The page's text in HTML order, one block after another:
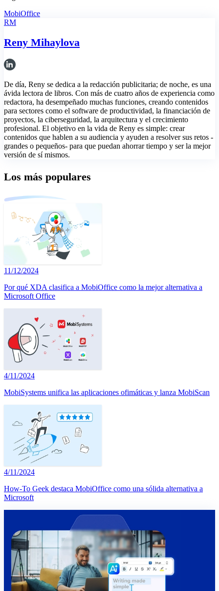
MobiOffice
RM
Reny Mihaylova
De día, Reny se dedica a la redacción publicitaria; de noche, es una
ávida lectora de libros. Con más de cuatro años de experiencia como
redactora, ha desempeñado muchas funciones, creando contenidos
para sectores como el software de productividad, la financiación de
proyectos, la ciberseguridad, la arquitectura y el crecimiento
profesional. El objetivo en la vida de Reny es simple: crear
contenidos que hablen a su audiencia y ayuden a resolver sus retos -
grandes o pequeños- para que puedan ahorrar tiempo y ser la mejor
versión de sí mismos.
Los más populares
11/12/2024
Por qué XDA clasifica a MobiOffice como la mejor alternativa a
Microsoft Office
4/11/2024
MobiSystems unifica las aplicaciones ofimáticas y lanza MobiScan
4/11/2024
How-To Geek destaca MobiOffice como una sólida alternativa a
Microsoft